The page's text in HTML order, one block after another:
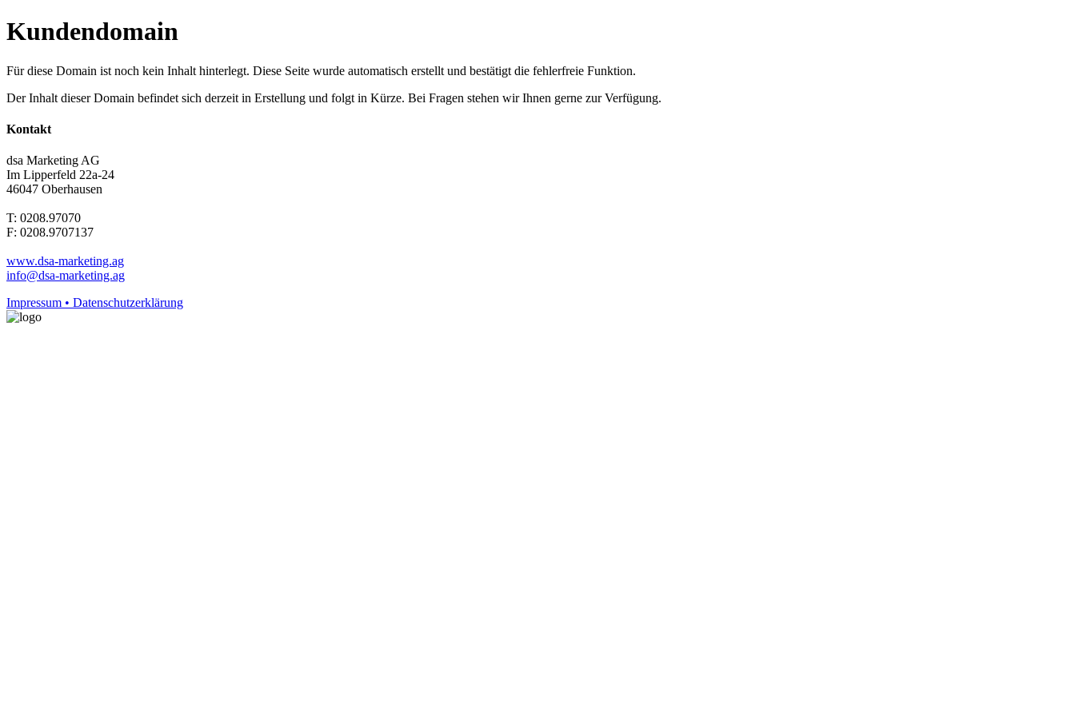
Kundendomain
Für diese Domain ist noch kein Inhalt hinterlegt. Diese Seite wurde automatisch erstellt und bestätigt die fehlerfreie Funktion.
Der Inhalt dieser Domain befindet sich derzeit in Erstellung und folgt in Kürze. Bei Fragen stehen wir Ihnen gerne zur Verfügung.
Kontakt
dsa Marketing AG
Im Lipperfeld 22a-24
46047 Oberhausen
T: 0208.97070
F: 0208.9707137
www.dsa-marketing.ag
info@dsa-marketing.ag
Impressum • Datenschutzerklärung